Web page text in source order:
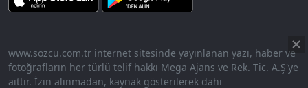
www.sozcu.com.tr internet sitesinde yayınlanan yazı, haber ve
fotoğrafların her türlü telif hakkı Mega Ajans ve Rek. Tic. A.Ş'ye
aittir. İzin alınmadan, kaynak gösterilerek dahi